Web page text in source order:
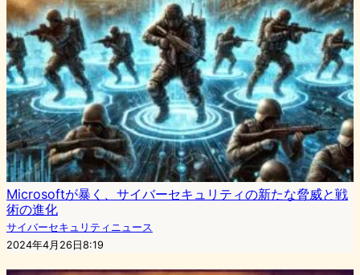
Microsoftが暴く、サイバーセキュリティの新たな脅威と戦
術の進化
サイバーセキュリティニュース
2024年4月26日8:19